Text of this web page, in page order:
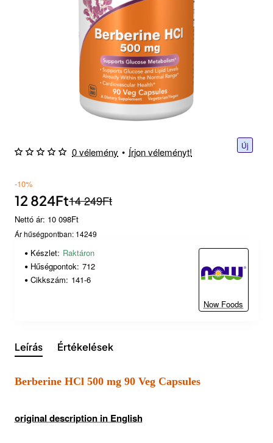
Új
0 vélemény • Írjon véleményt!
-10%
12 824Ft14 249Ft
Nettó ár: 10 098Ft
Ár hűségpontban: 14249
Készlet: Raktáron
Hűségpontok: 712
Cikkszám: 141-6
Now Foods
Leírás Értékelések
Berberine HCl 500 mg 90 Veg Capsules
original description in English